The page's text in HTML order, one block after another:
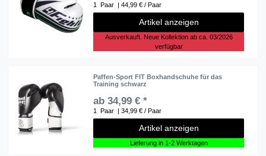
1 Paar | 44,99 € / Paar
Artikel anzeigen
Ausverkauft. Neue Kollektion ab ca. 03/2026
verfügbar
Paffen-Sport FIT Boxhandschuhe für das
Training schwarz
ab 34,99 € *
1 Paar | 34,99 € / Paar
Artikel anzeigen
Lieferung in 1-2 Werktagen